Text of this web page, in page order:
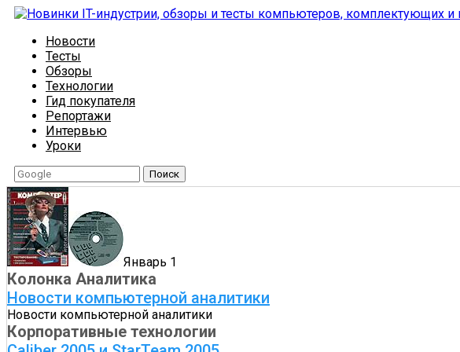
Новости
Тесты
Обзоры
Технологии
Гид покупателя
Репортажи
Интервью
Уроки
Поиск
Январь 1
Колонка Аналитика
Новости компьютерной аналитики
Новости компьютерной аналитики
Корпоративные технологии